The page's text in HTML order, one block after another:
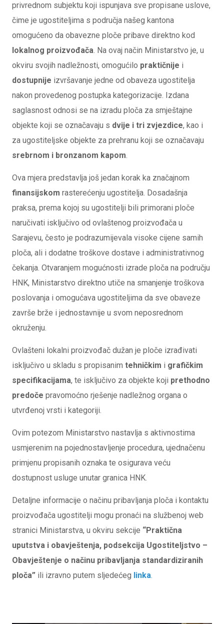
privrednom subjektu koji ispunjava sve propisane uslove,
čime je ugostiteljima s područja našeg kantona
omogućeno da obavezne ploče pribave direktno kod
lokalnog proizvođača. Na ovaj način Ministarstvo je, u
okviru svojih nadležnosti, omogućilo praktičnije i
dostupnije izvršavanje jedne od obaveza ugostitelja
nakon provedenog postupka kategorizacije. Izdana
saglasnost odnosi se na izradu ploča za smještajne
objekte koji se označavaju s dvije i tri zvjezdice, kao i
za ugostiteljske objekte za prehranu koji se označavaju
srebrnom i bronzanom kapom.
Ova mjera predstavlja još jedan korak ka značajnom
finansijskom rasterećenju ugostitelja. Dosadašnja
praksa, prema kojoj su ugostitelji bili primorani ploče
naručivati isključivo od ovlaštenog proizvođača u
Sarajevu, često je podrazumijevala visoke cijene samih
ploča, ali i dodatne troškove dostave i administrativnog
čekanja. Otvaranjem mogućnosti izrade ploča na području
HNK, Ministarstvo direktno utiče na smanjenje troškova
poslovanja i omogućava ugostiteljima da sve obaveze
završe brže i jednostavnije u svom neposrednom
okruženju.
Ovlašteni lokalni proizvođač dužan je ploče izrađivati
isključivo u skladu s propisanim tehničkim i grafičkim
specifikacijama, te isključivo za objekte koji prethodno
predoče pravomoćno rješenje nadležnog organa o
utvrđenoj vrsti i kategoriji.
Ovim potezom Ministarstvo nastavlja s aktivnostima
usmjerenim na pojednostavljenje procedura, ujednačenu
primjenu propisanih oznaka te osigurava veću
dostupnost usluge unutar granica HNK.
Detaljne informacije o načinu pribavljanja ploča i kontaktu
proizvođača ugostitelji mogu pronaći na službenoj web
stranici Ministarstva, u okviru sekcije “Praktična
uputstva i obavještenja, podsekcija Ugostiteljstvo –
Obavještenje o načinu pribavljanja standardiziranih
ploča” ili izravno putem sljedećeg linka.